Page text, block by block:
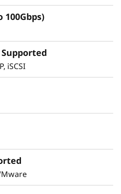
данными
Развертывание
решений SAN для
которое обеспечит
и простое управление.
DS обеспечивает
управление
данными для
SAN с помощью
iSCSI